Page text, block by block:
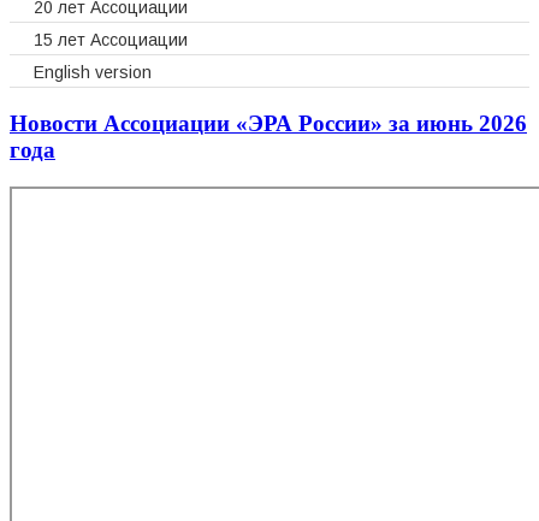
20 лет Ассоциации
15 лет Ассоциации
English version
Новости Ассоциации «ЭРА России» за июнь 2026
года